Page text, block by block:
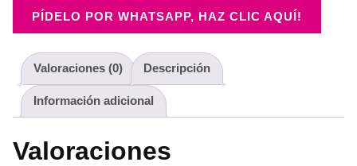
PÍDELO POR WHATSAPP, HAZ CLIC AQUÍ!
Valoraciones (0) Descripción
Información adicional
Valoraciones